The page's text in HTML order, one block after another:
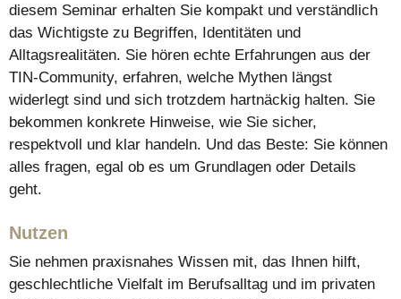
diesem Seminar erhalten Sie kompakt und verständlich
das Wichtigste zu Begriffen, Identitäten und
Alltagsrealitäten. Sie hören echte Erfahrungen aus der
TIN-Community, erfahren, welche Mythen längst
widerlegt sind und sich trotzdem hartnäckig halten. Sie
bekommen konkrete Hinweise, wie Sie sicher,
respektvoll und klar handeln. Und das Beste: Sie können
alles fragen, egal ob es um Grundlagen oder Details
geht.
Nutzen
Sie nehmen praxisnahes Wissen mit, das Ihnen hilft,
geschlechtliche Vielfalt im Berufsalltag und im privaten